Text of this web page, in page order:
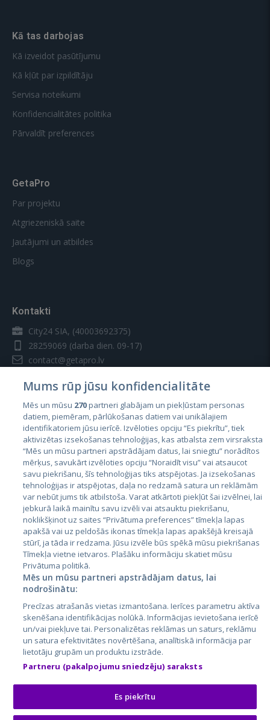
Kā tas darbojas
Kā izveidot pasūtījumu
Kā kļūt par izpildītāju
Servisa noteikumi
Konfidencialitātes politika
Pārvaldīt preferences
GetaPro
Par projektu
Atgriezeniskā saite
Jautājumi un atbildes
Blogs
Kontakti
City24 SIA, (40003692375)
28259069 (darba dien. 09-17)
contact@getapro.lv
Valstis
Igaunija
Latvija
Lietuva
City24.lv
City24.ee
GetaPro.lv
GetaPro.ee
Skelbiu.lt
Autoplius.lt
Aruodas.lt
CVbankas.lt
Kainos.lt
Paslaugos.lt
auto24.ee
Osta.ee
KuldneBörs.ee
Mums rūp jūsu konfidencialitāte
Mēs un mūsu 270partneri glabājam un piekļūstam personas
datiem, piemēram, pārlūkošanas datiem vai unikālajiem
identifikatoriem jūsu ierīcē. Izvēloties opciju “Es piekrītu”, tiek
aktivizētas izsekošanas tehnoloģijas, kas atbalsta zem virsraksta
“Mēs un mūsu partneri apstrādājam datus, lai sniegtu” norādītos
mērķus, savukārt izvēloties opciju “Noraidīt visu” vai atsaucot
savu piekrišanu, šīs tehnoloģijas tiks atspējotas. Ja izsekošanas
tehnoloģijas ir atspējotas, daļa no redzamā satura un reklāmām
var nebūt jums tik atbilstoša. Varat atkārtoti piekļūt šai izvēlnei, lai
jebkurā laikā mainītu savu izvēli vai atsauktu piekrišanu,
noklikšķinot uz saites “Privātuma preferences” tīmekļa lapas
apakšā vai uz peldošās ikonas tīmekļa lapas apakšējā kreisajā
stūrī, ja tāda ir redzama. Jūsu izvēle būs spēkā mūsu piekrišanas
Tīmekļa vietne ietvaros. Plašāku informāciju skatiet mūsu
Privātuma politikā.
Mēs un mūsu partneri apstrādājam datus, lai
nodrošinātu:
Precīzas atrašanās vietas izmantošana. Ierīces parametru aktīva
skenēšana identifikācijas nolūkā. Informācijas ievietošana ierīcē
un/vai piekļuve tai. Personalizētas reklāmas un saturs, reklāmu
un satura efektivitātes novērtēšana, analītiskā informācija par
lietotāju grupām un produktu izstrāde.
Partneru (pakalpojumu sniedzēju) saraksts
Es piekrītu